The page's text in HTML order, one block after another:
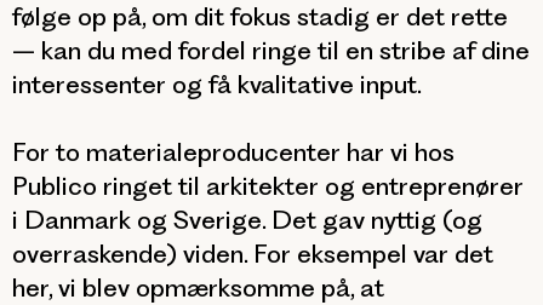
følge op på, om dit fokus stadig er det rette
– kan du med fordel ringe til en stribe af dine
interessenter og få kvalitative input.
For to materialeproducenter har vi hos
Publico ringet til arkitekter og entreprenører
i Danmark og Sverige. Det gav nyttig (og
overraskende) viden. For eksempel var det
her, vi blev opmærksomme på, at